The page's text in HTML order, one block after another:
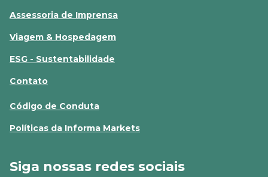
Assessoria de Imprensa
Viagem & Hospedagem
ESG - Sustentabilidade
Contato
Código de Conduta
Políticas da Informa Markets
Siga nossas redes sociais